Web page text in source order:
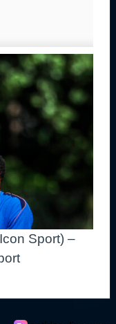
Sport) –